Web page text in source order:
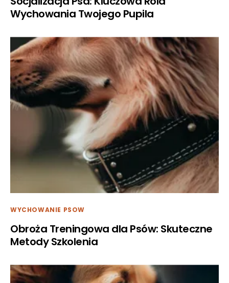
Wychowania Twojego Pupila
WYCHOWANIE PSOW
Obroża Treningowa dla Psów: Skuteczne
Metody Szkolenia